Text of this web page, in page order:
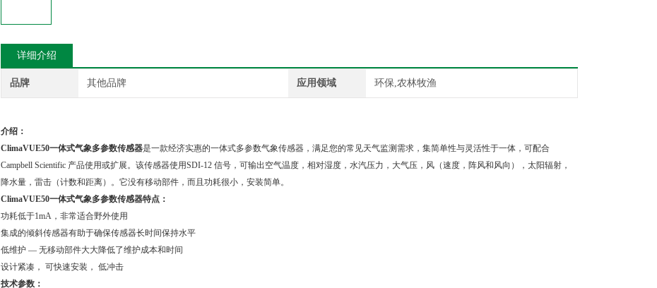
详细介绍
品牌 其他品牌 应用领域 环保,农林牧渔
介绍：
ClimaVUE50一体式气象多参数传感器是一款经济实惠的一体式多参数气象传感器，满足您的常见天气监测需求，集简单性与灵活性于一体，可配合
Campbell Scientific 产品使用或扩展。该传感器使用SDI-12 信号，可输出空气温度，相对湿度，水汽压力，大气压，风（速度，阵风和风向），太阳辐射，
降水量，雷击（计数和距离）。它没有移动部件，而且功耗很小，安装简单。
ClimaVUE50一体式气象多参数传感器特点：
功耗低于1mA，非常适合野外使用
集成的倾斜传感器有助于确保传感器长时间保持水平
低维护 — 无移动部件大大降低了维护成本和时间
设计紧凑， 可快速安装， 低冲击
技术参数：